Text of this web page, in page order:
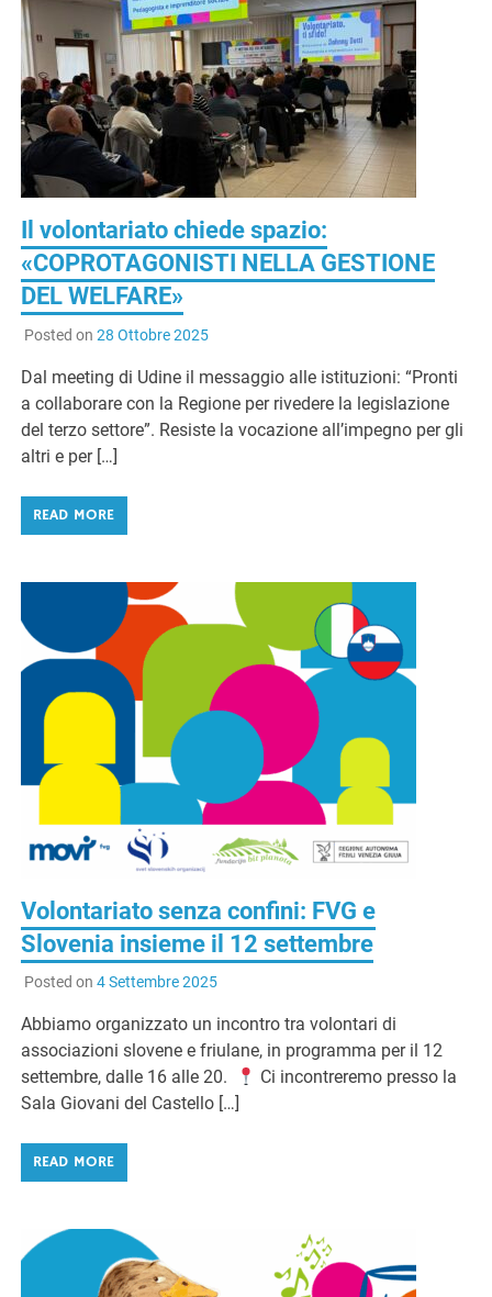
Il volontariato chiede spazio:
«COPROTAGONISTI NELLA GESTIONE
DEL WELFARE»
Posted on 28 Ottobre 2025
Dal meeting di Udine il messaggio alle istituzioni: “Pronti
a collaborare con la Regione per rivedere la legislazione
del terzo settore”. Resiste la vocazione all’impegno per gli
altri e per […]
READ MORE
Volontariato senza confini: FVG e
Slovenia insieme il 12 settembre
Posted on 4 Settembre 2025
Abbiamo organizzato un incontro tra volontari di
associazioni slovene e friulane, in programma per il 12
settembre, dalle 16 alle 20.
Ci incontreremo presso la
Sala Giovani del Castello […]
READ MORE